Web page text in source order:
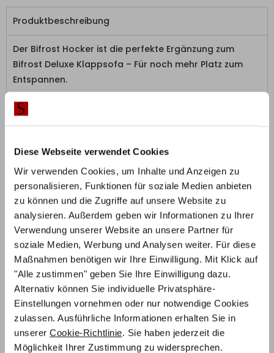
Diese Webseite verwendet Cookies
Wir verwenden Cookies, um Inhalte und Anzeigen zu
personalisieren, Funktionen für soziale Medien anbieten
zu können und die Zugriffe auf unsere Website zu
analysieren. Außerdem geben wir Informationen zu Ihrer
Verwendung unserer Website an unsere Partner für
soziale Medien, Werbung und Analysen weiter. Für diese
Maßnahmen benötigen wir Ihre Einwilligung. Mit Klick auf
"Alle zustimmen" geben Sie Ihre Einwilligung dazu.
Alternativ können Sie individuelle Privatsphäre-
Einstellungen vornehmen oder nur notwendige Cookies
zulassen. Ausführliche Informationen erhalten Sie in
unserer Cookie-Richtlinie. Sie haben jederzeit die
Möglichkeit Ihrer Zustimmung zu widersprechen.
Produktbeschreibung
Der Bifrost Hocker ist die perfekte Ergänzung zum
Bifrost Deluxe Klappsofa – Für noch mehr Platz zum
Entspannen.
Der dänische Hersteller Innovation Living überzeugt mit
Der Polsterhocker beeindruckt mit seiner schlichten
aber modernen Optik und bietet durch die
druckausgleichende Polsterung erstklassigen
Sitzkomfort.
Wählen Sie außerdem den Stoffbezug des Hockers
ganz nach Ihren Wunschvorstellungen und passend zu
Ihrem Zuhause aus.
Zusätzliche Informationen
Herstellerinformation